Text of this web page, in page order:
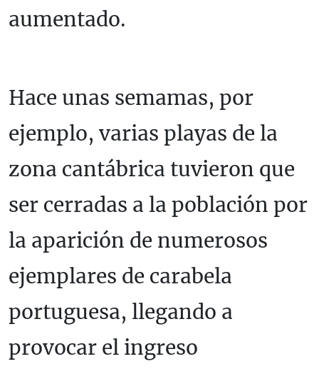
aumentado.
Hace unas semamas, por
ejemplo, varias playas de la
zona cantábrica tuvieron que
ser cerradas a la población por
la aparición de numerosos
ejemplares de carabela
portuguesa, llegando a
provocar el ingreso